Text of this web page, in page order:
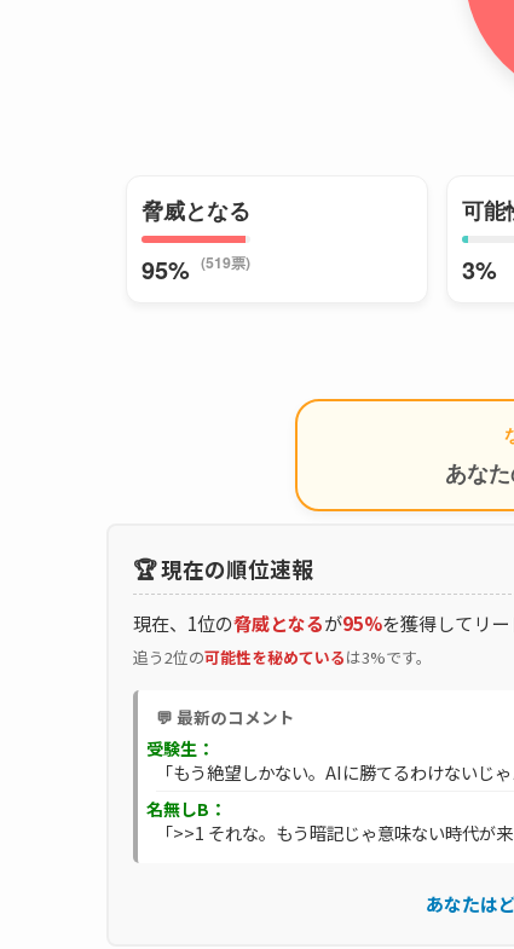
脅威となる
95% (519票)
可能
3%
あな
🏆 現在の順位速報
現在、1位の脅威となるが95%を獲得してリー
追う2位の可能性を秘めているは3%です。
💬 最新のコメント
受験生：
「もう絶望しかない。AIに勝てるわけないじゃ
名無しB：
「>>1 それな。もう暗記じゃ意味ない時代が来
あなたは